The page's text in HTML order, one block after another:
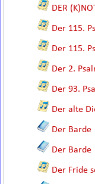
DER
Der 115.
Der 115.
Der 2.
Der 93.
Der alte
Der Barde
Der Barde
Der Fride